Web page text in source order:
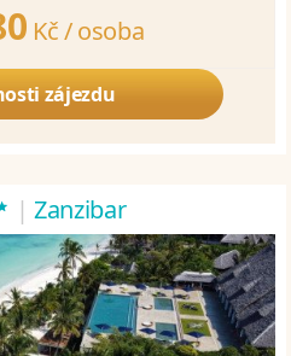
Kč /osoba
zájezdu
| Zanzibar